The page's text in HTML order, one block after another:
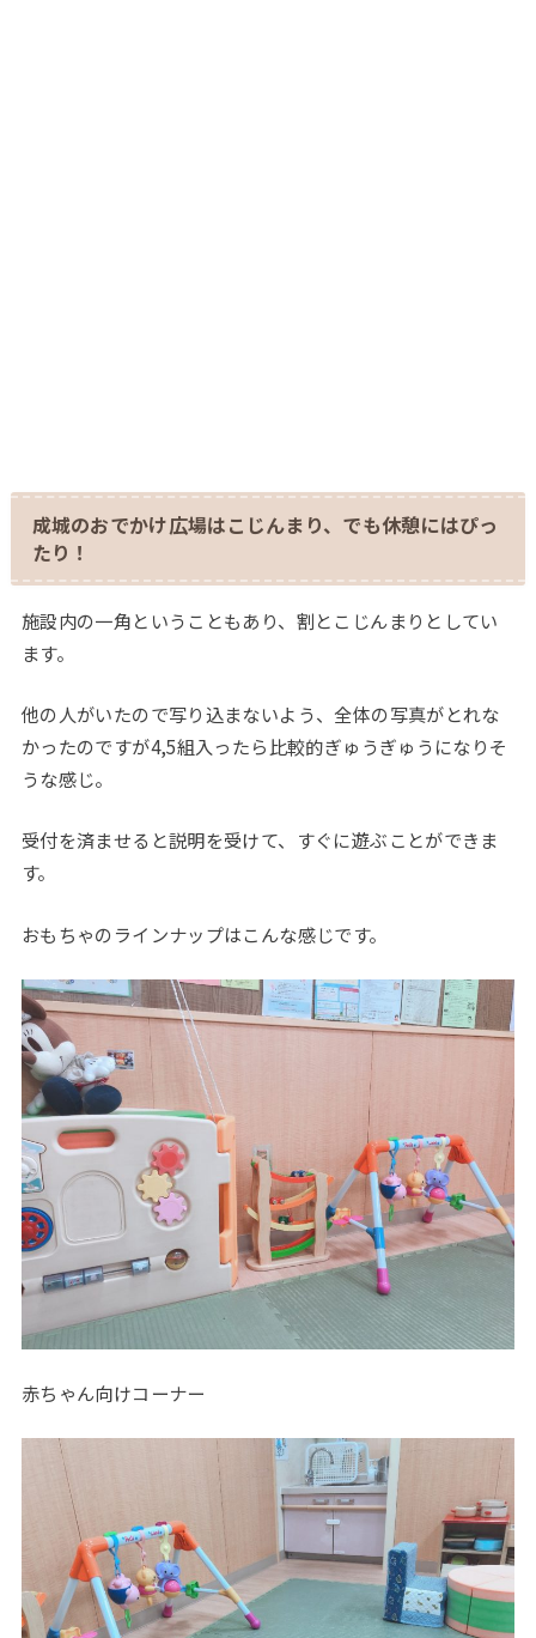
成城のおでかけ広場はこじんまり、でも休憩にはぴっ
たり！
施設内の一角ということもあり、割とこじんまりとしてい
ます。
他の人がいたので写り込まないよう、全体の写真がとれな
かったのですが4,5組入ったら比較的ぎゅうぎゅうになりそ
うな感じ。
受付を済ませると説明を受けて、すぐに遊ぶことができま
す。
おもちゃのラインナップはこんな感じです。
赤ちゃん向けコーナー